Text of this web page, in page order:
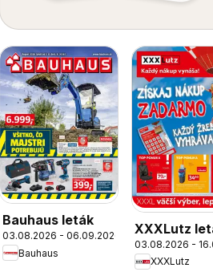
Bauhaus leták
03.08.2026 - 06.09.2026
Bauhaus
XXXLutz
03.08.2026 -
XXXLutz